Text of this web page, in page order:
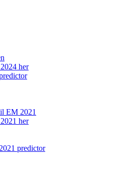
her
EM 2021
her
predictor